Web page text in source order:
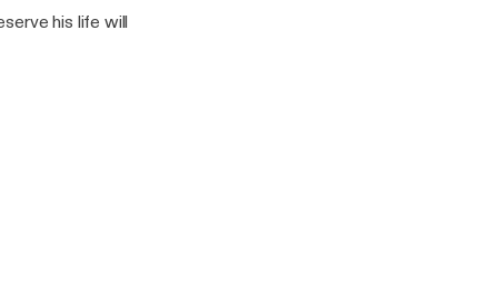
his life will